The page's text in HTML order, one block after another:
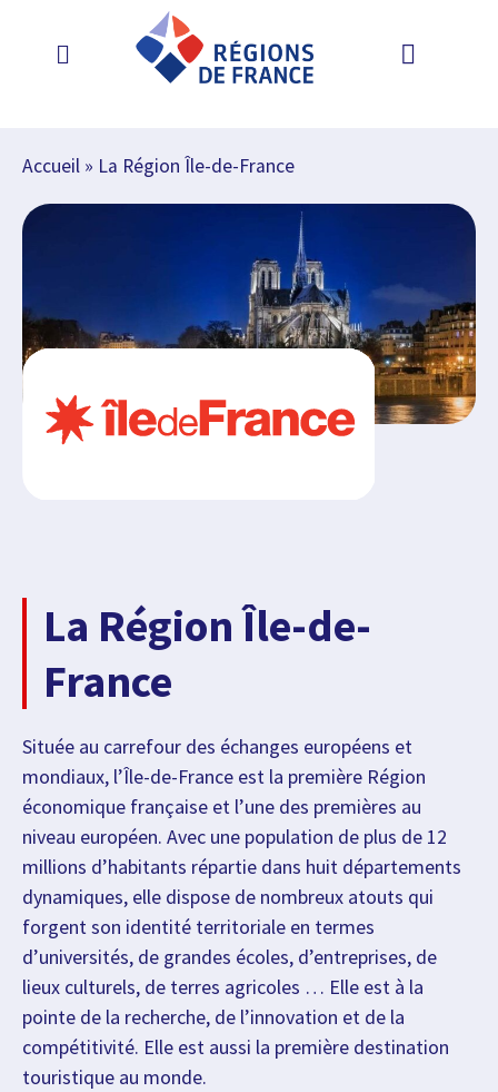
Accueil» La Région Île-de-France
La Région Île-de-
France
Située au carrefour des échanges européens et
mondiaux, l’Île-de-France est la première Région
économique française et l’une des premières au
niveau européen. Avec une population de plus de 12
millions d’habitants répartie dans huit départements
dynamiques, elle dispose de nombreux atouts qui
forgent son identité territoriale en termes
d’universités, de grandes écoles, d’entreprises, de
lieux culturels, de terres agricoles … Elle est à la
pointe de la recherche, de l’innovation et de la
compétitivité. Elle est aussi la première destination
touristique au monde.